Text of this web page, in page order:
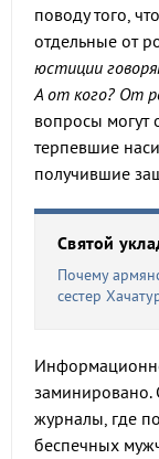
поводу того,
отдельные от
юстиции
А от кого? От
вопросы могут
терпевшие
получившие
Святой
Почему
сестер
заминировано.
журналы, где
беспечных